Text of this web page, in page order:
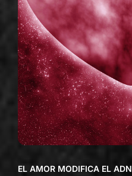
EL AMOR MODIFICA EL ADN